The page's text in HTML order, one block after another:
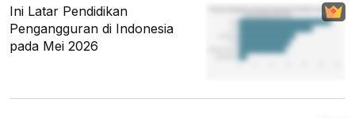
Ini Latar Pendidikan
Pengangguran di Indonesia
pada Mei 2026